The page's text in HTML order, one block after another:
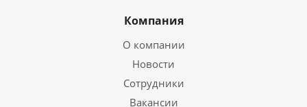
Компания
О компании
Новости
Сотрудники
Вакансии